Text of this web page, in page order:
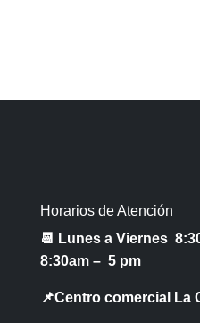
Horarios de Atención
📆 Lunes a Viernes
8:30am – 5 pm
📌Centro comercial La